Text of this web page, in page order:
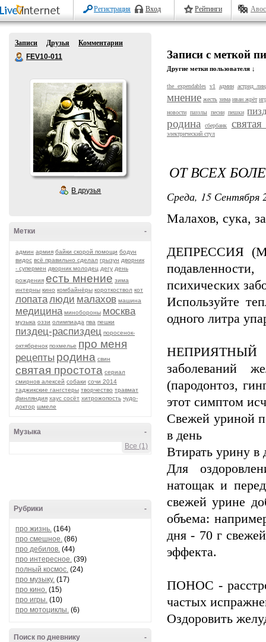
Регистрация Вход Рейтинги
Записи Друзья
Комментарии
FEV10-011
В друзья
-
Метки
админ армия байки скорой помощи бодун
видос всё правильно сделал грызун дворник
- супермен дворник молодец дегу день
рождения есть мнение зима
интерны кино комбайнёры короткоствол кот
лопаталюди малахов машина
медицина минобороны москва
музыка оззи олимпиада пва пешки
пиздец-распиздец поросенок-
октябренок похмелье про меня
рецепты родина свин
святая простота сериал
смирнов алексей собаки сочи 2014
таджикские гангстеры творчество травмат
финляндия хаус сосёт хитрожопость чудо-
доктор шмеле
-
Музыка
Все (1)
-
Рубрики
про жизнь. (164)
про смешное. (86)
про дебилов. (44)
про интересное. (39)
полный космос. (24)
про музыку. (17)
про кино. (15)
про игры. (10)
про мотоциклы. (6)
-
Поиск по дневнику
Записи с меткой
Другие метки пользователя ↓
the expendables v1 админ астрид
мнение жесть зима иван жрёт
новости паззлы песни пешки
родина сбербанк
электрический стул
ОТ ВСЕХ
Среда, 15 Сентября
Малахов, сука,
ДЕПРЕССИЯ
психических
Используйте
одного литра
НЕПРИЯТНЫЙ
заболеваний
(пародонтоз,
этот симптом
Свежей уриной
в день
Втирать урину
Для
натощак и
свежей урине
объема:
дня - 70 г
эффекта.
ПОНОС -
частых
Оздоровить